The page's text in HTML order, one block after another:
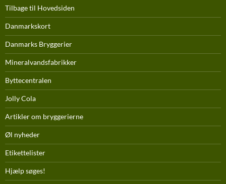
Tilbage til Hovedsiden
Danmarkskort
Danmarks Bryggerier
Mineralvandsfabrikker
Byttecentralen
Jolly Cola
Artikler om bryggerierne
Øl nyheder
Etikettelister
Hjælp søges!